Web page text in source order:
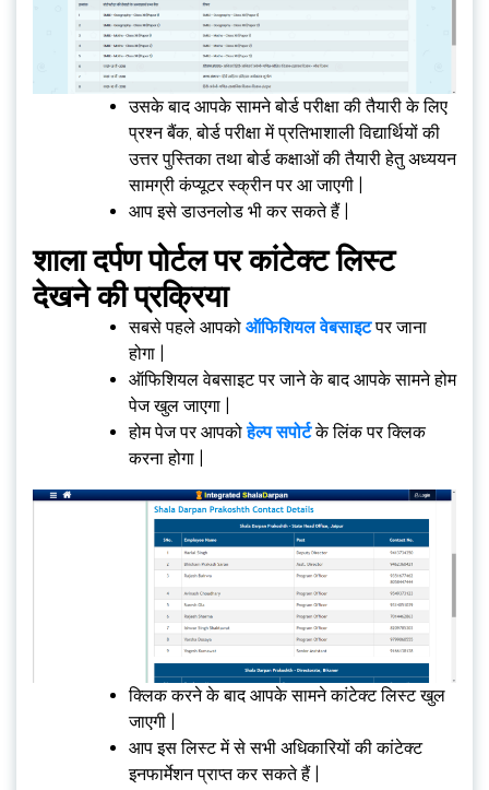
उसके बाद आपके सामने बोर्ड परीक्षा की तैयारी के लिए
प्रश्न बैंक, बोर्ड परीक्षा में प्रतिभाशाली विद्यार्थियों की
उत्तर पुस्तिका तथा बोर्ड कक्षाओं की तैयारी हेतु अध्ययन
सामग्री कंप्यूटर स्क्रीन पर आ जाएगी |
आप इसे डाउनलोड भी कर सकते हैं |
शाला दर्पण पोर्टल पर कांटेक्ट लिस्ट
देखने की प्रक्रिया
सबसे पहले आपको ऑफिशियल वेबसाइटपर जाना
होगा |
ऑफिशियल वेबसाइट पर जाने के बाद आपके सामने होम
पेज खुल जाएगा |
होम पेज पर आपकोहेल्प सपोर्टके लिंक पर क्लिक
करना होगा |
क्लिक करने के बाद आपके सामने कांटेक्ट लिस्ट खुल
जाएगी |
आप इस लिस्ट में से सभी अधिकारियों की कांटेक्ट
इनफार्मेशन प्राप्त कर सकते हैं |